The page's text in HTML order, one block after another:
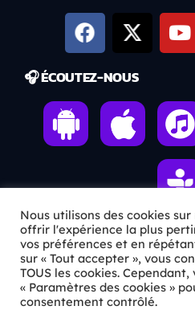
🎧 ÉCOUTEZ-NOUS
ℹ️ INFOS PRATIQUES
✉️Contact
Nous utilisons des cookies
offrir l'expérience la plus
vos préférences et en
sur « Tout accepter », vous
TOUS les cookies.
« Paramètres des cookies »
consentement contrôlé.